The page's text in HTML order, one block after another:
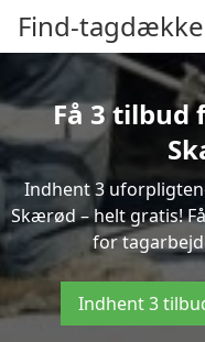
Find-
Få 3
Indhent 3
Skærød – helt gratis!
for
Indhent 3